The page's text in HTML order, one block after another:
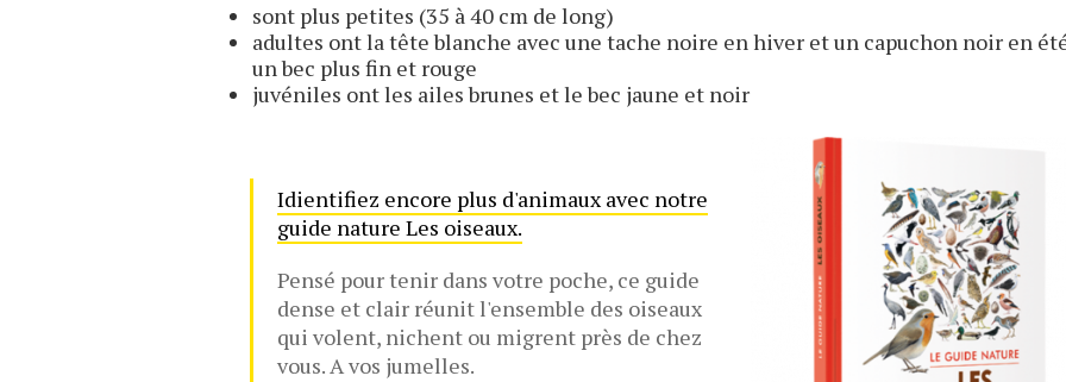
sont plus petites (35 à 40 cm de long)
adultes ont la tête blanche avec une tache noire en hiver et un capuchon noir en
un bec plus fin et rouge
juvéniles ont les ailes brunes et le bec jaune et noir
Idientifiez encore plus d'animaux avec notre
guide nature Les oiseaux.
Pensé pour tenir dans votre poche, ce guide
dense et clair réunit l'ensemble des oiseaux
qui volent, nichent ou migrent près de chez
vous. A vos jumelles.